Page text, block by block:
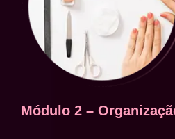
Módulo 2 –